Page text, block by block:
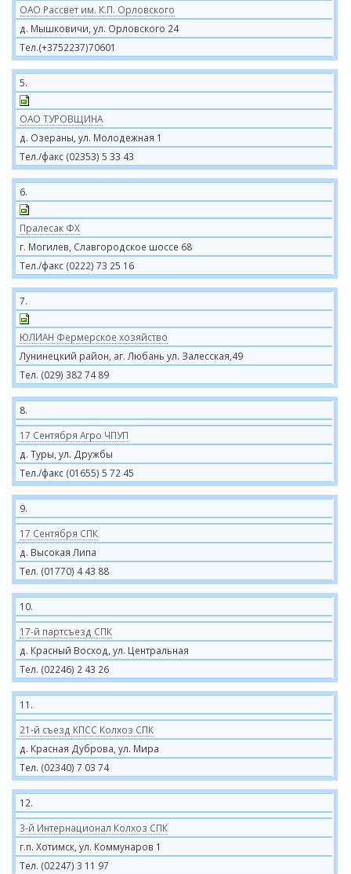
ОАО Рассвет им. К.П. Орловского
д. Мышковичи, ул. Орловского 24
Тел.(+3752237)70601
5.
ОАО ТУРОВЩИНА
д. Озераны, ул. Молодежная 1
Тел./факс (02353) 5 33 43
6.
Пралесак ФХ
г. Могилев, Славгородское шоссе 68
Тел./факс (0222) 73 25 16
7.
ЮЛИАН Фермерское хозяйство
Лунинецкий район, аг. Любань ул. Залесская,49
Тел. (029) 382 74 89
8.
17 Сентября Агро ЧПУП
д. Туры, ул. Дружбы
Тел./факс (01655) 5 72 45
9.
17 Сентября СПК
д. Высокая Липа
Тел. (01770) 4 43 88
10.
17-й партсъезд СПК
д. Красный Восход, ул. Центральная
Тел. (02246) 2 43 26
11.
21-й съезд КПСС Колхоз СПК
д. Красная Дуброва, ул. Мира
Тел. (02340) 7 03 74
12.
3-й Интернационал Колхоз СПК
г.п. Хотимск, ул. Коммунаров 1
Тел. (02247) 3 11 97